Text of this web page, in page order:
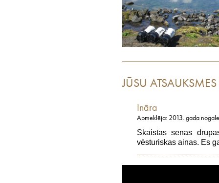
JŪSU ATSAUKSMES
Ināra
Apmeklēja: 2013. gada nogale
Skaistas senas
vēsturiskas ainas. Es